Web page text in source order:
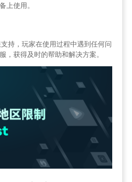
上使用。
持，玩家在使用过程中遇到任何问
，获得及时的帮助和解决方案。